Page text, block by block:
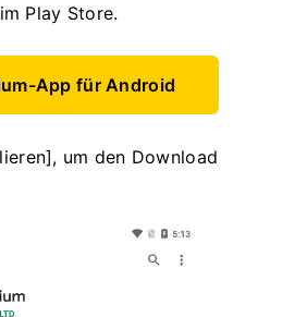
Play Store.
App für Android
um den Download